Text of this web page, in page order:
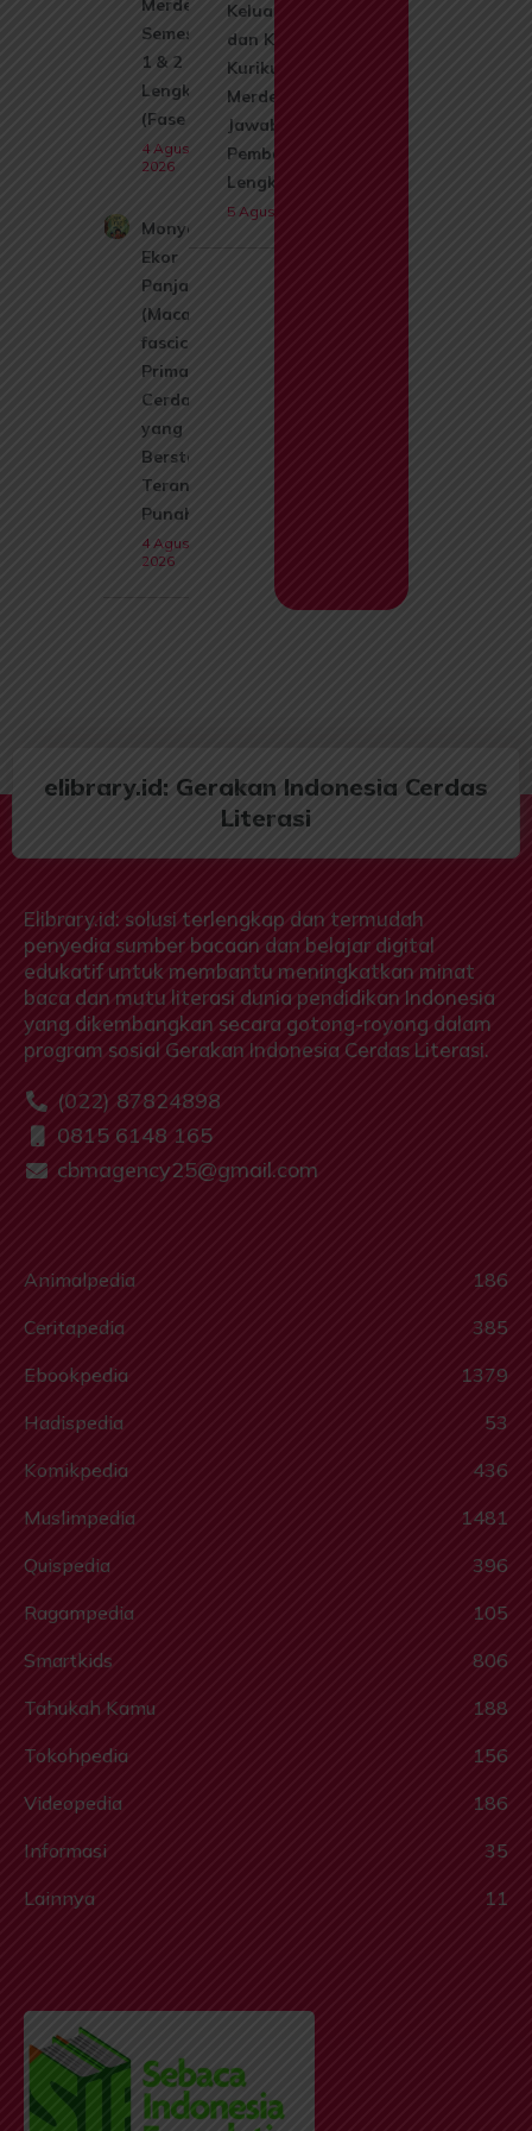
Merdeka
Semester
1 & 2
Lengkap
(Fase A)
4 Agustus
2026
Monyet
Ekor
Panjang
(Macaca
fascicularis):
Primata
Cerdas
yang Kini
Berstatus
Terancam
Punah
4 Agustus
2026
Keluarga,
dan Kerabat
Kurikulum
Merdeka +
Jawaban &
Pembahasan
Lengkap
5 Agustus 2026
elibrary.id: Gerakan Indonesia Cerdas
Literasi
Elibrary.id: solusi terlengkap dan termudah
penyedia sumber bacaan dan belajar digital
edukatif untuk membantu meningkatkan minat
baca dan mutu literasi dunia pendidikan Indonesia
yang dikembangkan secara gotong-royong dalam
program sosial Gerakan Indonesia Cerdas Literasi.
(022) 87824898
0815 6148 165
cbmagency25@gmail.com
Animalpedia
186
Ceritapedia
385
Ebookpedia
1379
Hadispedia
53
Komikpedia
436
Muslimpedia
1481
Quispedia
396
Ragampedia
105
Smartkids
806
Tahukah Kamu
188
Tokohpedia
156
Videopedia
186
Informasi
35
Lainnya
11